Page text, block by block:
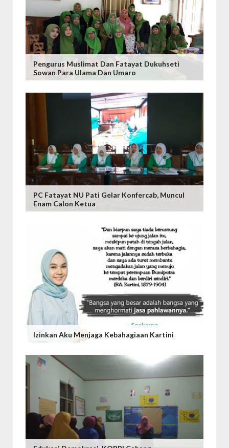
Pengurus Muslimat Dan Fatayat Dukuhseti
Sowan Para Ulama Dan Umaro
PC Fatayat NU Pati Gelar Konfercab, Muncul
Enam Calon Ketua
Izinkan Aku Menjaga Kebahagiaan Kartini